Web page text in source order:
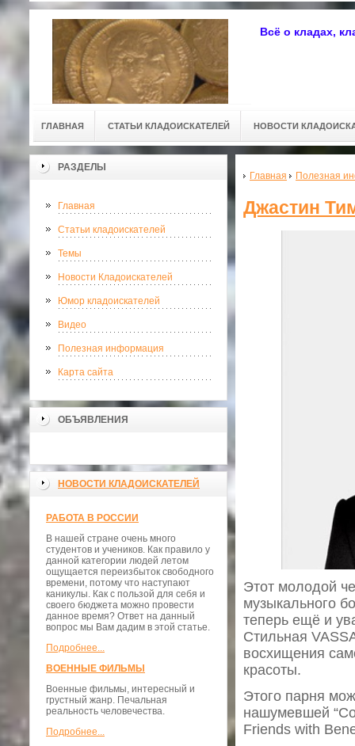
Всё о кладах,
ГЛАВНАЯ СТАТЬИ КЛАДОИСКАТЕЛЕЙ НОВОСТИ
РАЗДЕЛЫ
Главная
Статьи кладоискателей
Темы
Новости Кладоискателей
Юмор кладоискателей
Видео
Полезная информация
Карта сайта
ОБЪЯВЛЕНИЯ
НОВОСТИ КЛАДОИСКАТЕЛЕЙ
РАБОТА В РОССИИ
В нашей стране очень много
студентов и учеников. Как правило у
данной категории людей летом
ощущается переизбыток свободного
времени, потому что наступают
каникулы. Как с пользой для себя и
своего бюджета можно провести
данное время? Ответ на данный
вопрос мы Вам дадим в этой статье.
Подробнее...
ВОЕННЫЕ ФИЛЬМЫ
Военные фильмы, интересный и
грустный жанр. Печальная
реальность человечества.
Подробнее...
Главная Полезная
Джастин
Этот молодой
музыкального
теперь ещё и
Стильная
восхищения
красоты.
Этого парня
нашумевшей
Friends with